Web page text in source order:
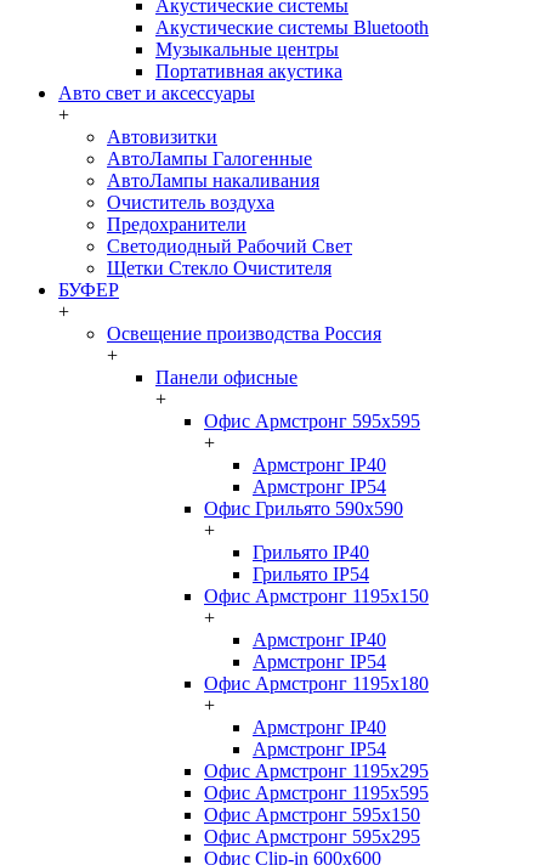
Акустические системы
Акустические системы Bluetooth
Музыкальные центры
Портативная акустика
Авто свет и аксессуары
+
Автовизитки
АвтоЛампы Галогенные
АвтоЛампы накаливания
Очиститель воздуха
Предохранители
Светодиодный Рабочий Свет
Щетки Стекло Очистителя
БУФЕР
+
Освещение производства Россия
+
Панели офисные
+
Офис Армстронг 595x595
+
Армстронг IP40
Армстронг IP54
Офис Грильято 590x590
+
Грильято IP40
Грильято IP54
Офис Армстронг 1195x150
+
Армстронг IP40
Армстронг IP54
Офис Армстронг 1195x180
+
Армстронг IP40
Армстронг IP54
Офис Армстронг 1195x295
Офис Армстронг 1195x595
Офис Армстронг 595x150
Офис Армстронг 595x295
Офис Clip-in 600x600